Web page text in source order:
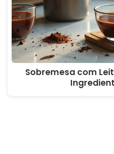
Sobremesa com